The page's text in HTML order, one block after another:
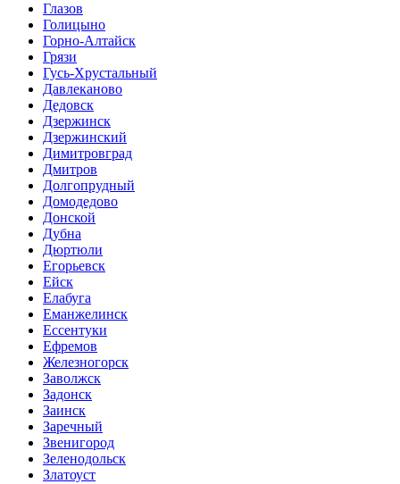
Глазов
Голицыно
Горно-Алтайск
Грязи
Гусь-Хрустальный
Давлеканово
Дедовск
Дзержинск
Дзержинский
Димитровград
Дмитров
Долгопрудный
Домодедово
Донской
Дубна
Дюртюли
Егорьевск
Ейск
Елабуга
Еманжелинск
Ессентуки
Ефремов
Железногорск
Заволжск
Задонск
Заинск
Заречный
Звенигород
Зеленодольск
Златоуст